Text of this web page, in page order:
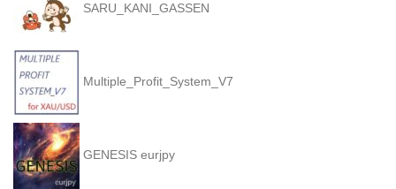
SARU_KANI_GASSEN
Multiple_Profit_System_V7
GENESIS eurjpy